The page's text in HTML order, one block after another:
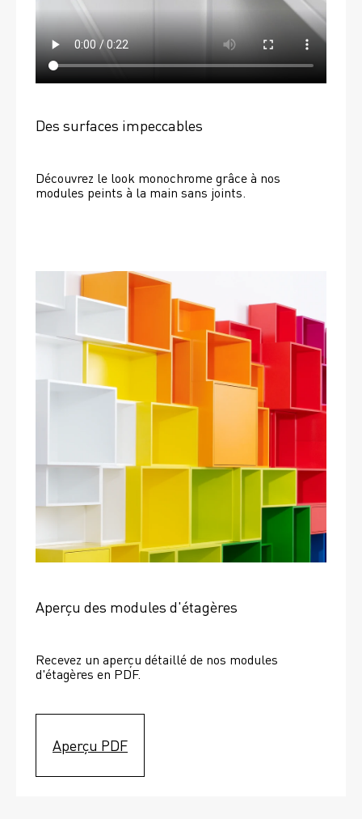
Des surfaces impeccables
Découvrez le look monochrome grâce à nos
modules peints à la main sans joints.
Aperçu des modules d'étagères
Recevez un aperçu détaillé de nos modules
d'étagères en PDF.
Aperçu PDF